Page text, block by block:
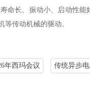
命长、振动小、启动性
传动机械的驱动。
年西玛会议 传统异步